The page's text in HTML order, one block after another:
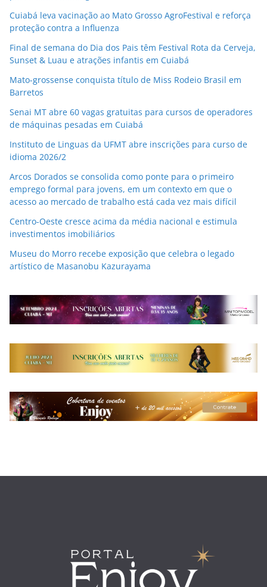
Cuiabá leva vacinação ao Mato Grosso AgroFestival e reforça
proteção contra a Influenza
Final de semana do Dia dos Pais têm Festival Rota da Cerveja,
Sunset & Luau e atrações infantis em Cuiabá
Mato-grossense conquista título de Miss Rodeio Brasil em
Barretos
Senai MT abre 60 vagas gratuitas para cursos de operadores
de máquinas pesadas em Cuiabá
Instituto de Linguas da UFMT abre inscrições para curso de
idioma 2026/2
Arcos Dorados se consolida como ponte para o primeiro
emprego formal para jovens, em um contexto em que o
acesso ao mercado de trabalho está cada vez mais difícil
Centro-Oeste cresce acima da média nacional e estimula
investimentos imobiliários
Museu do Morro recebe exposição que celebra o legado
artístico de Masanobu Kazurayama